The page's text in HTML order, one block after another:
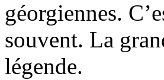
géorgiennes.
souvent. La
légende.